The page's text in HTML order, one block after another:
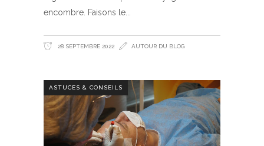
encombre. Faisons le
28 SEPTEMBRE 2022 AUTOUR DU BLOG
ASTUCES & CONSEILS